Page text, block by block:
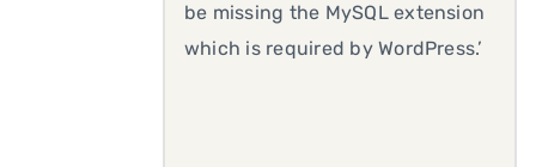
be missing the MySQL extension
which is required by WordPress.’